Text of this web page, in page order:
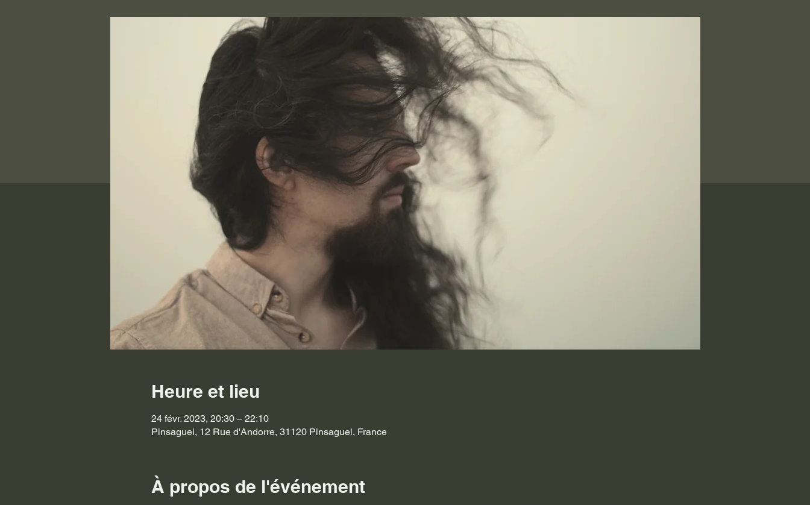
Heure et lieu
24 févr. 2023, 20:30 – 22:10
Pinsaguel, 12 Rue d'Andorre, 31120 Pinsaguel, France
À propos de l'événement